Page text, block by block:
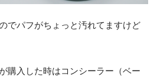
でパフがちょっと汚れてますけど
購入した時はコンシーラー（ベー